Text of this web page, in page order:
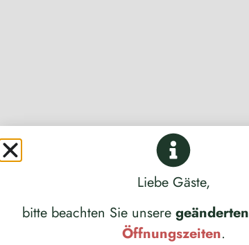
Liebe Gäste,
bitte beachten Sie unsere geänderten
Öffnungszeiten.